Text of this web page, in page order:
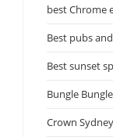
best Chrome
Best pubs
Best sunset
Bungle
Crown Sydney